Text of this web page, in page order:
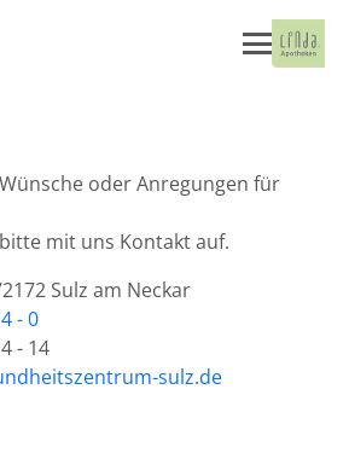
oder Anregungen für
mit uns Kontakt auf.
Sulz am Neckar
- 0
- 14
sulz.de